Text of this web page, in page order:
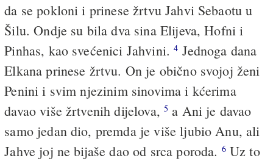
da se pokloni i prinese žrtvu Jahvi Sebaotu u
Šilu. Ondje su bila dva sina Elijeva, Hofni i
Pinhas, kao svećenici Jahvini.4 Jednoga dana
Elkana prinese žrtvu. On je obično svojoj ženi
Penini i svim njezinim sinovima i kćerima
davao više žrtvenih dijelova,5 a Ani je davao
samo jedan dio, premda je više ljubio Anu, ali
Jahve joj ne bijaše dao od srca poroda. 6Uz to